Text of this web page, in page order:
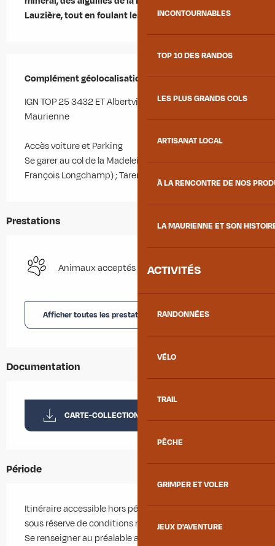
INCONTOURNABLES
TOP 10 DES RANDOS
LES PLUS GRANDS COLS
ARTISANAT LOCAL
À LA RENCONTRE DE NOS
LA MAURIENNE ET SON
ACTIVITÉS
RANDONNÉES
VÉLO
TRAIL
PÊCHE
GRIMPER ET VOLER
JEUX D'AVENTURE
Lauzière, tout en foulant les alpages.
Complément géolocalisation
Complément géolocalisation
IGN TOP 25 3432 ET Albertville/3433 ET St Jean de
Maurienne
Accès voiture et Parking
Se garer au col de la Madeleine. Accès Maurienne (St
François Longchamp) ; Tarentaise (Bonneval ; Celliers)
Prestations
Animaux acceptés
Afficher toutes les prestations
Documentation
CARTE-COLLECTION-RANDO
Période
Itinéraire accessible hors période d'enneigement et
sous réserve de conditions météorologiques favorables.
Se renseigner au préalable auprès de l'Office de